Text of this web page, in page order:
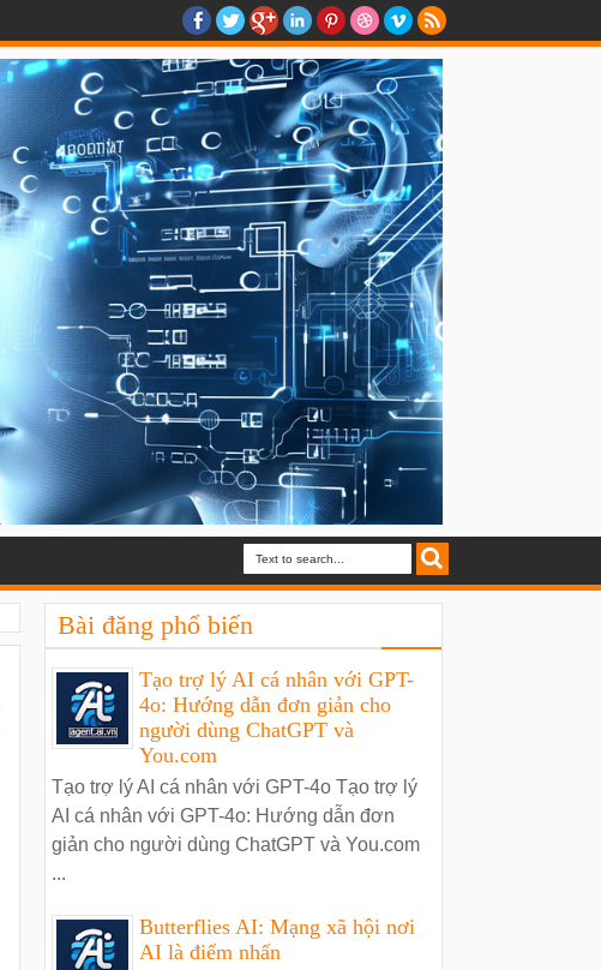
Bài đăng phổ biến
Tạo trợ lý AI cá nhân với GPT-
4o: Hướng dẫn đơn giản cho
người dùng ChatGPT và
You.com
Tạo trợ lý AI cá nhân với GPT-4o Tạo trợ lý
AI cá nhân với GPT-4o: Hướng dẫn đơn
giản cho người dùng ChatGPT và You.com
...
Butterflies AI: Mạng xã hội nơi
AI là điểm nhấn